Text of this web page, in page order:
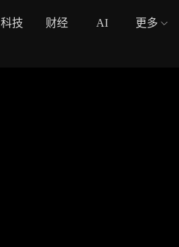
科技 财经 AI 更多